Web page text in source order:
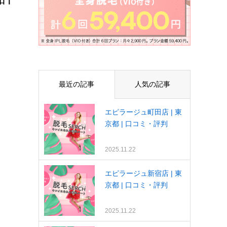
最近の記事 人気の記事
エピラージュ町田店 | 東
京都 | 口コミ・評判
2025.11.22
エピラージュ新宿店 | 東
京都 | 口コミ・評判
2025.11.22